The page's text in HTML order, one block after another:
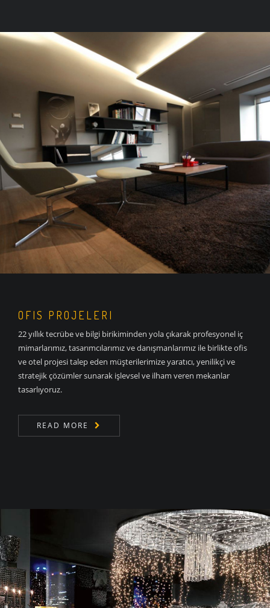
OFIS PROJELERI
22 yıllık tecrübe ve bilgi birikiminden yola çıkarak profesyonel iç
mimarlarımız, tasarımcılarımız ve danışmanlarımız ile birlikte ofis
ve otel projesi talep eden müşterilerimize yaratıcı, yenilikçi ve
stratejik çözümler sunarak işlevsel ve ilham veren mekanlar
tasarlıyoruz.
READ MORE